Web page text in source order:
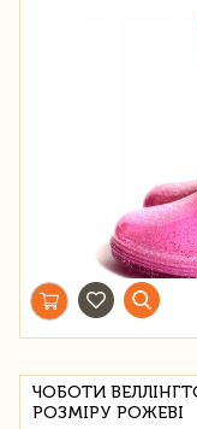
ЧОБОТИ
РОЗМІРУ РОЖЕВІ